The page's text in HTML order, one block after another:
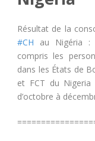
Résultat de la
#CH au Nigéria :
compris les
dans les États de
et FCT du
d’octobre à